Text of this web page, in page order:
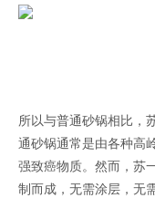
所以与普通砂锅相比，
通砂锅通常是由各种高
强致癌物质。然而，苏
制而成，无需涂层，无